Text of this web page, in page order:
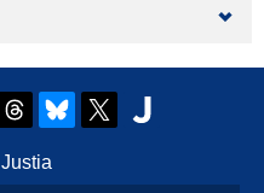
Justia